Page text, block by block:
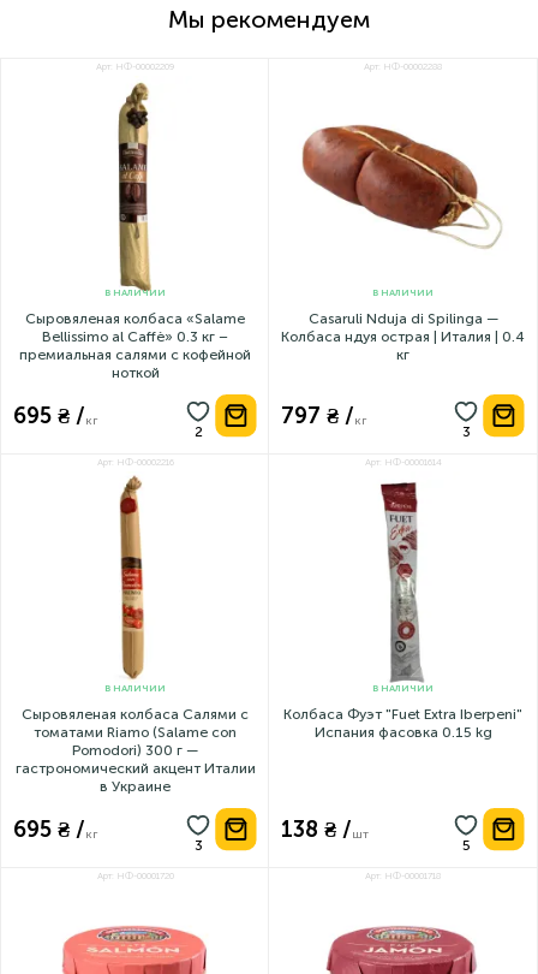
Мы рекомендуем
Арт: НФ-00002209
В НАЛИЧИИ
Сыровяленая колбаса «Salame
Bellissimo al Caffè» 0.3 кг –
премиальная салями с кофейной
Casaruli Nduja di Spilinga —
Арт: НФ-00002216
В НАЛИЧИИ
Сыровяленая колбаса Салями с
томатами Riamo (Salame con
Pomodori) 300 г —
гастрономический акцент Италии
Арт: НФ-00001614
В НАЛИЧИИ
шт